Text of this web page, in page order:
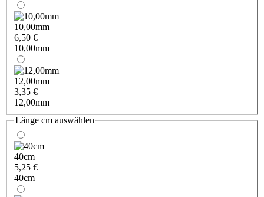
10,00mm
6,50 €
10,00mm
12,00mm
3,35 €
12,00mm
Länge cm auswählen
40cm
5,25 €
40cm